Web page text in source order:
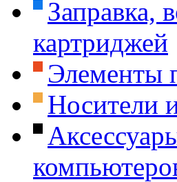
Заправка,
картриджей
Элементы
Носители